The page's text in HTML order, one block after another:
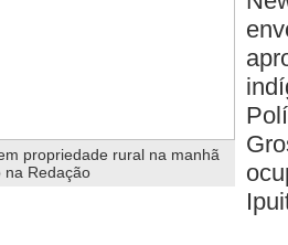
propriedade rural na manhã
na Redação